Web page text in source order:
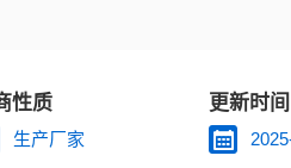
性质
生产厂家
更新时间